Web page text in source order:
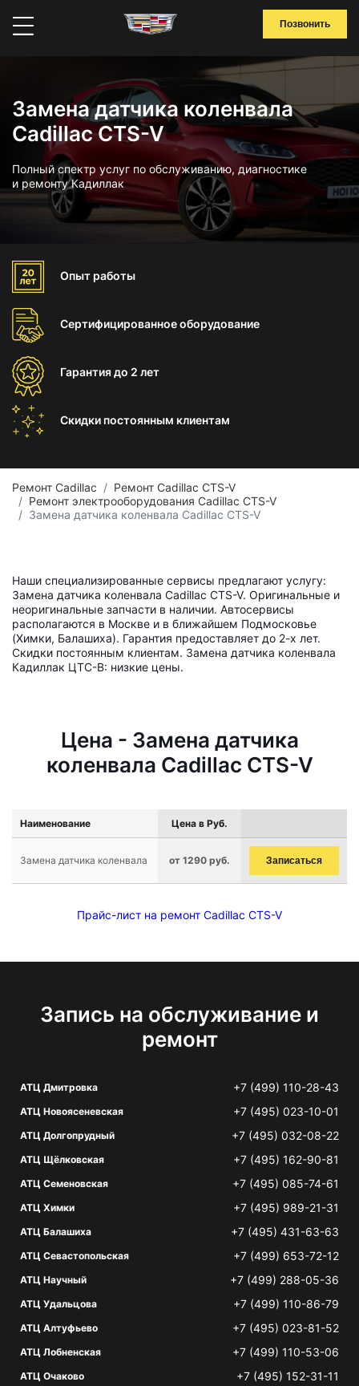
Позвонить
Замена датчика коленвала
Cadillac CTS-V
Полный спектр услуг по обслуживанию, диагностике
и ремонту Кадиллак
Опыт работы
Сертифицированноеоборудование
Гарантиядо 2 лет
Скидки постоянным клиентам
Ремонт Cadillac
Ремонт Cadillac CTS-V
Ремонт электрооборудования Cadillac CTS-V
Замена датчика коленвала Cadillac CTS-V
Наши специализированные сервисы предлагают услугу:
Замена датчика коленвала Cadillac CTS-V. Оригинальные и
неоригинальные запчасти в наличии. Автосервисы
располагаются в Москве и в ближайшем Подмосковье
(Химки, Балашиха). Гарантия предоставляет до 2-х лет.
Скидки постоянным клиентам. Замена датчика коленвала
Кадиллак ЦТС-В: низкие цены.
Цена - Замена датчика
коленвала Cadillac CTS-V
Наименование Цена в Руб.
Замена датчика коленвала от 1290 руб. Записаться
Прайс-лист на ремонт Cadillac CTS-V
Запись на обслуживание и
ремонт
АТЦ Дмитровка +7 (499) 110-28-43
АТЦ Новоясеневская +7 (495) 023-10-01
АТЦ Долгопрудный +7 (495) 032-08-22
АТЦ Щёлковская +7 (495) 162-90-81
АТЦ Семеновская +7 (495) 085-74-61
АТЦ Химки +7 (495) 989-21-31
АТЦ Балашиха +7 (495) 431-63-63
АТЦ Севастопольская +7 (499) 653-72-12
АТЦ Научный +7 (499) 288-05-36
АТЦ Удальцова +7 (499) 110-86-79
АТЦ Алтуфьево +7 (495) 023-81-52
АТЦ Лобненская +7 (499) 110-53-06
АТЦ Очаково +7 (495) 152-31-11